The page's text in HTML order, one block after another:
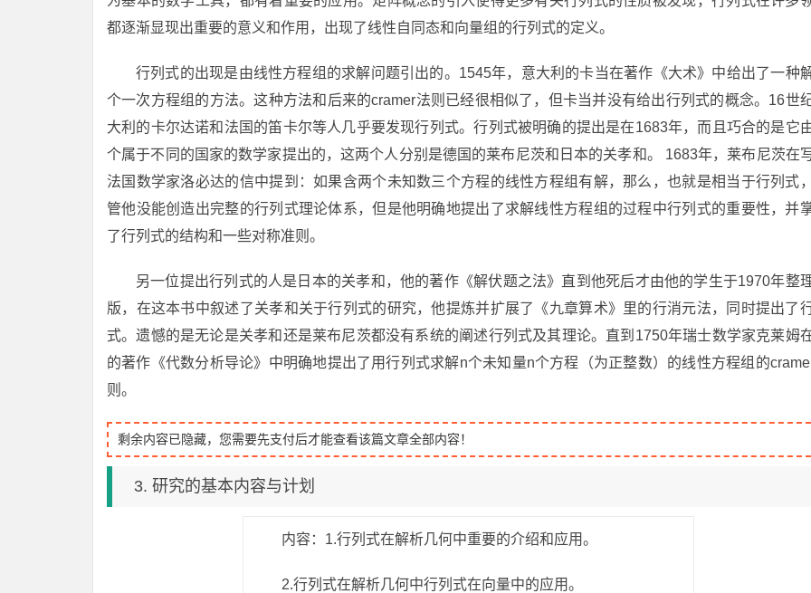
都逐渐显现出重要的意义和作用，出现了线性自同态和向量组的行列式的定义。
行列式的出现是由线性方程组的求解问题引出的。1545年，意大利的卡当在著作《大术》中给出了一种
个一次方程组的方法。这种方法和后来的cramer法则已经很相似了，但卡当并没有给出行列式的概念。16世
大利的卡尔达诺和法国的笛卡尔等人几乎要发现行列式。行列式被明确的提出是在1683年，而且巧合的是它
个属于不同的国家的数学家提出的，这两个人分别是德国的莱布尼茨和日本的关孝和。 1683年，莱布尼茨在
法国数学家洛必达的信中提到：如果含两个未知数三个方程的线性方程组有解，那么，也就是相当于行列式
管他没能创造出完整的行列式理论体系，但是他明确地提出了求解线性方程组的过程中行列式的重要性，并
了行列式的结构和一些对称准则。
另一位提出行列式的人是日本的关孝和，他的著作《解伏题之法》直到他死后才由他的学生于1970年整
版，在这本书中叙述了关孝和关于行列式的研究，他提炼并扩展了《九章算术》里的行消元法，同时提出了
式。遗憾的是无论是关孝和还是莱布尼茨都没有系统的阐述行列式及其理论。直到1750年瑞士数学家克莱姆
的著作《代数分析导论》中明确地提出了用行列式求解n个未知量n个方程（为正整数）的线性方程组的
则。
剩余内容已隐藏，您需要先支付后才能查看该篇文章全部内容！
3. 研究的基本内容与计划
内容：1.行列式在解析几何中重要的介绍和应用。
2.行列式在解析几何中行列式在向量中的应用。